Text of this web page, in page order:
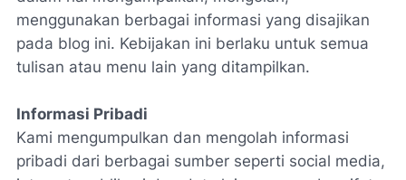
menggunakan berbagai informasi yang disajikan
pada blog ini. Kebijakan ini berlaku untuk semua
tulisan atau menu lain yang ditampilkan.
Informasi Pribadi
Kami mengumpulkan dan mengolah informasi
pribadi dari berbagai sumber seperti social media,